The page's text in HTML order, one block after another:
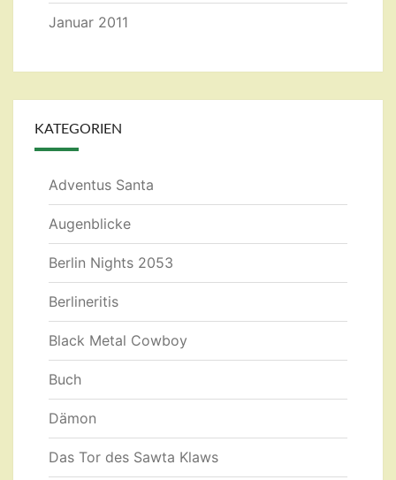
Januar 2011
KATEGORIEN
Adventus Santa
Augenblicke
Berlin Nights 2053
Berlineritis
Black Metal Cowboy
Buch
Dämon
Das Tor des Sawta Klaws